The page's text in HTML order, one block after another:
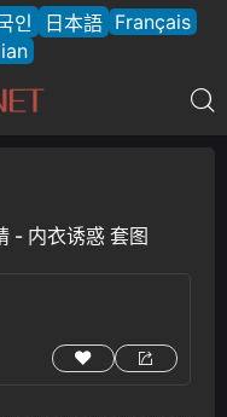
인 日本語 Français
- 内衣诱惑 套图